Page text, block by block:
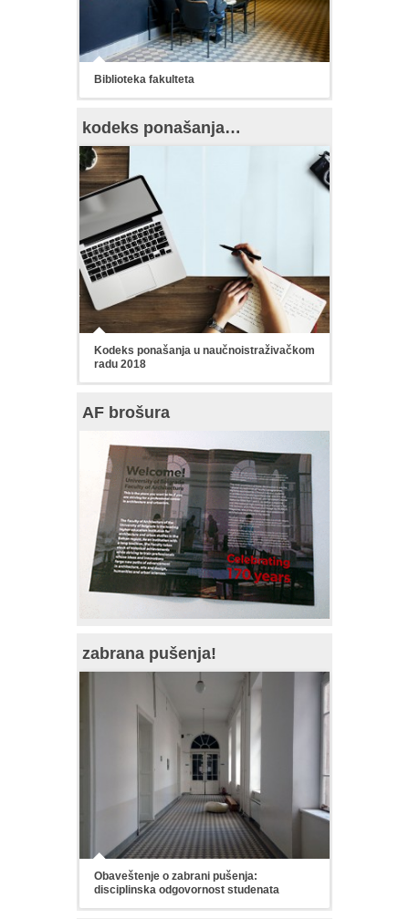
Biblioteka fakulteta
kodeks ponašanja…
Kodeks ponašanja u naučnoistraživačkom
radu 2018
AF brošura
zabrana pušenja!
Obaveštenje o zabrani pušenja:
disciplinska odgovornost studenata